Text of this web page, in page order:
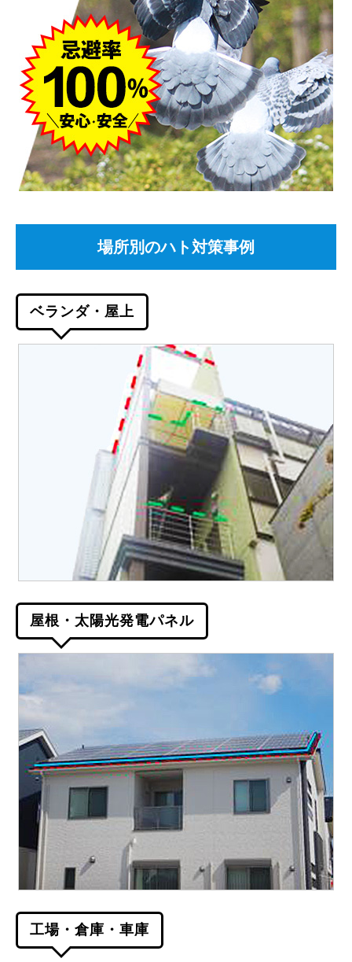
場所別のハト対策事例
ベランダ・屋上
屋根・太陽光発電パネル
工場・倉庫・車庫